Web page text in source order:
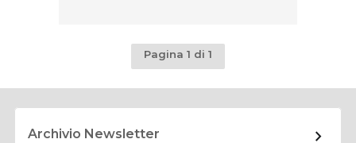
Pagina 1 di 1
Archivio Newsletter